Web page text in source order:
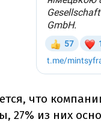
что
27% из них